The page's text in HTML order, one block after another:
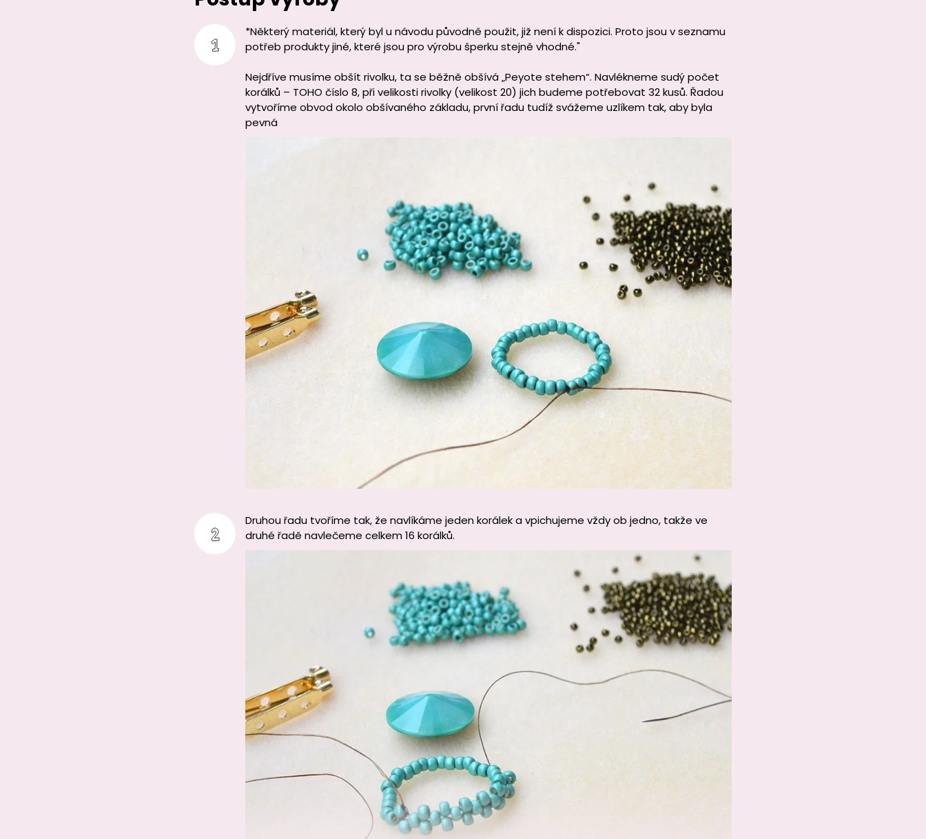
*Některý materiál, který byl u návodu původně použit, již není k dispozici. Proto jsou v seznamu
potřeb produkty jiné, které jsou pro výrobu šperku stejně vhodné."
Nejdříve musíme obšít rivolku, ta se běžně obšívá „Peyote stehem“. Navlékneme sudý počet
korálků – TOHO číslo 8, při velikosti rivolky (velikost 20) jich budeme potřebovat 32 kusů. Řadou
vytvoříme obvod okolo obšívaného základu, první řadu tudíž svážeme uzlíkem tak, aby byla
pevná
Druhou řadu tvoříme tak, že navlíkáme jeden korálek a vpichujeme vždy ob jedno, takže ve
druhé řadě navlečeme celkem 16 korálků.